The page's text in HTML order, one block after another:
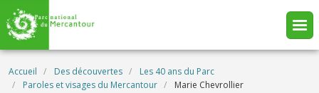
Aller au contenu principal
Fil d'Ariane
Accueil Des découvertes
Les 40 ans du Parc
Paroles et visages du Mercantour
Marie Chevrollier